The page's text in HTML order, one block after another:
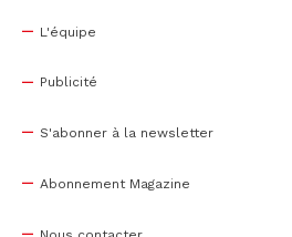
L'équipe
Publicité
S'abonner à la newsletter
Abonnement Magazine